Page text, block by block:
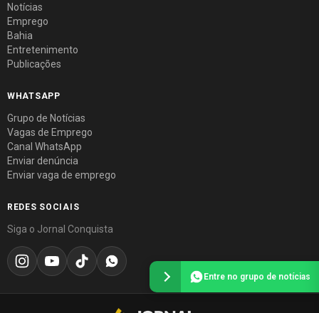
Notícias
Emprego
Bahia
Entretenimento
Publicações
WHATSAPP
Grupo de Notícias
Vagas de Emprego
Canal WhatsApp
Enviar denúncia
Enviar vaga de emprego
REDES SOCIAIS
Siga o Jornal Conquista
Entre no grupo de notícias